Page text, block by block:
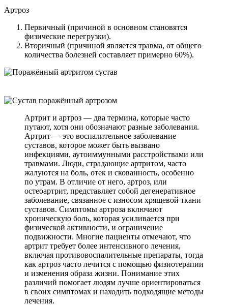
Артроз
Первичный (причиной в основном становятся
физические перегрузки).
Вторичный (причиной является травма, от общего
количества болезней составляет примерно 60%).
Артрит и артроз — два термина, которые часто
путают, хотя они обозначают разные заболевания.
Артрит — это воспалительное заболевание
суставов, которое может быть вызвано
инфекциями, аутоиммунными расстройствами или
травмами. Люди, страдающие артритом, часто
жалуются на боль, отек и скованность, особенно
по утрам. В отличие от него, артроз, или
остеоартрит, представляет собой дегенеративное
заболевание, связанное с износом хрящевой ткани
суставов. Симптомы артроза включают
хроническую боль, которая усиливается при
физической активности, и ограничение
подвижности. Многие пациенты отмечают, что
артрит требует более интенсивного лечения,
включая противовоспалительные препараты, тогда
как артроз часто лечится с помощью физиотерапии
и изменения образа жизни. Понимание этих
различий помогает людям лучше ориентироваться
в своих симптомах и находить подходящие методы
лечения.